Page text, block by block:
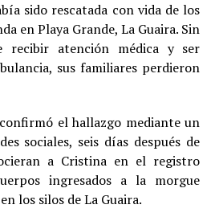
sido rescatada con vida de los
en Playa Grande, La Guaira. Sin
recibir atención médica y ser
sus familiares perdieron
el hallazgo mediante un
sociales, seis días después de
a Cristina en el registro
ingresados a la morgue
los silos de La Guaira.